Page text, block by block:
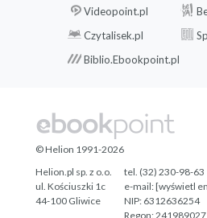
Videopoint.pl
Czytalisek.pl
Biblio.Ebookpoint.pl
© Helion 1991-2026
Helion.pl sp. z o.o.
ul. Kościuszki 1c
44-100 Gliwice
tel. (32) 230-98-63
e-mail:[wyświetl
NIP: 6312636254
Regon: 241989027